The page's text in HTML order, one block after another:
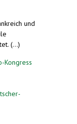
und
(...)
Kongress